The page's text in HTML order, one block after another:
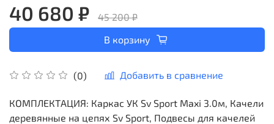
(0) Добавить в сравнение
40 680 ₽
45 200 ₽
В корзину
КОМПЛЕКТАЦИЯ: Каркас УК Sv Sport Maxi 3.0м, Качели
деревянные на цепях Sv Sport, Подвесы для качелей